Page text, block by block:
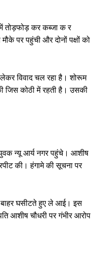
तोड़फोड़ कर कब्जा क र
पर पहुंची और दोनों पक्षों को
विवाद चल रहा है। शोरूम
जिस कोठी में रहती है। उसकी
युवक न्यू आर्य नगर पहुंचे। आशीष
की। हंगामे की सूचना पर
बाहर घसीटते हुए ले आई। इस
आशीष चौधरी पर गंभीर आरोप